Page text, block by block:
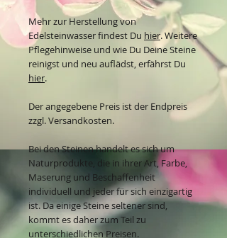
Mehr zur Herstellung von
Edelsteinwasser findest Du hier. Weitere
Pflegehinweise und wie Du Deine Steine
reinigst und neu auflädst, erfährst Du
hier.
Der angegebene Preis ist der Endpreis
zzgl. Versandkosten.
Bei den Steinen handelt es sich um
Naturprodukte, die in ihrer Art, Farbe,
Maserung und Beschaffenheit
individuell und jeder für sich einzigartig
ist. Da einige Steine seltener sind,
kommt es daher zum Teil zu
unterschiedlichen Preisen.